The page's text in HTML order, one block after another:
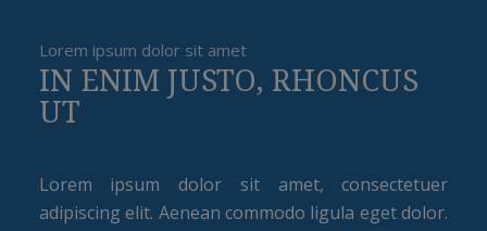
Lorem ipsum dolor sit amet
IN ENIM JUSTO, RHONCUS
UT
Lorem ipsum dolor sit amet, consectetuer
adipiscing elit. Aenean commodo ligula eget dolor.